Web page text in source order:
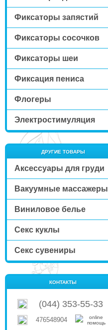
Фиксаторы запястий
Фиксаторы сосочков
Фиксаторы шеи
Фиксация пениса
Флогеры
Электростимуляция
ДРУГИЕ ТОВАРЫ
Аксессуары для груди
Вакуумные массажеры
Виниловое белье
Секс куклы
Секс сувениры
КОНТАКТЫ
(044) 353-55-33
476548904